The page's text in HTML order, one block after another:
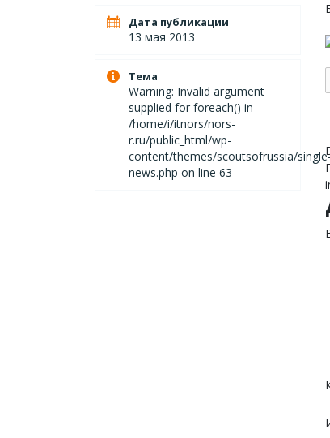
Дата публикации
13 мая 2013
Тема
Warning: Invalid argument
supplied for foreach() in
/home/i/itnors/nors-
r.ru/public_html/wp-
content/themes/scoutsofrussia/
news.php on line 63